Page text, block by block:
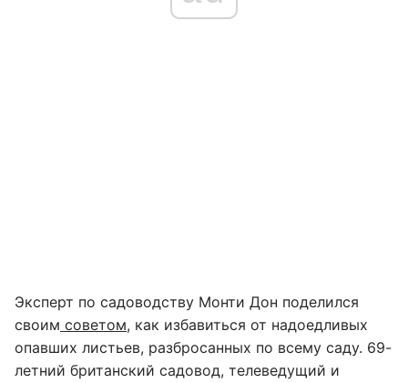
Эксперт по садоводству Монти Дон поделился
своим советом, как избавиться от надоедливых
опавших листьев, разбросанных по всему саду. 69-
летний британский садовод, телеведущий и